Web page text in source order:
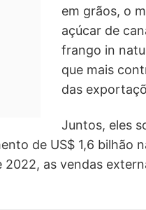
em grãos, o
açúcar de
frango in
que mais
das
Juntos, eles
de US$ 1,6 bilhão
as vendas